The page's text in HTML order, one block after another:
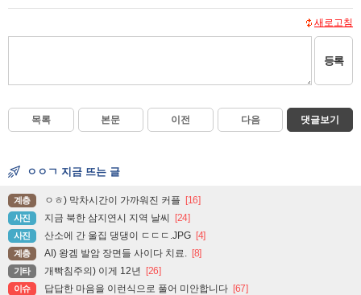
새로고침
등록
목록 본문 이전 다음 댓글보기
ㅇㅇㄱ 지금 뜨는 글
계층 ㅇㅎ) 막차시간이 가까워진 커플 [16]
사진 지금 북한 삼지연시 지역 날씨 [24]
사진 산소에 간 울집 댕댕이 ㄷㄷㄷ.JPG [4]
계층 AI) 왕겜 발암 장면들 사이다 치료. [8]
기타 개빡침주의) 이게 12년 [26]
이슈 답답한 마음을 이런식으로 풀어 미안합니다 [67]